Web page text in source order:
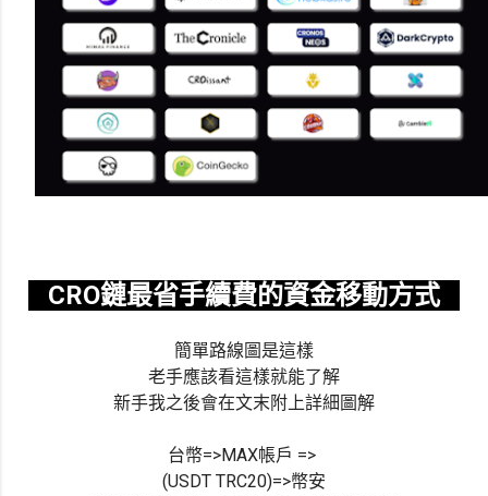
CRO鏈最省手續費的資金移動方式
簡單路線圖是這樣
老手應該看這樣就能了解
新手我之後會在文末附上詳細圖解
台幣=>MAX帳戶 =>
(USDT TRC20)=>幣安